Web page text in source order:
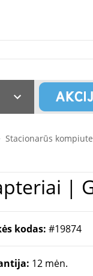
Stacionarūs
kodas: #19874
12 mėn.